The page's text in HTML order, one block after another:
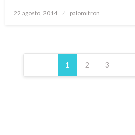
Publicado
22 agosto, 2014 palomitron
Paginación
entradas
1 2 3